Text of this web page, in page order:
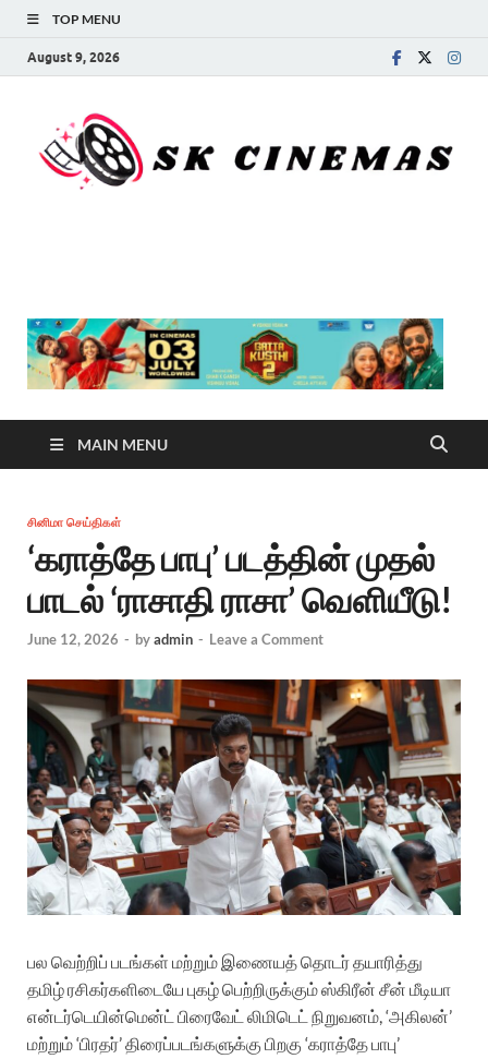
TOP MENU
August 9, 2026
MAIN MENU
சினிமா செய்திகள்
‘கராத்தே பாபு’ படத்தின் முதல்
பாடல் ‘ராசாதி ராசா’ வெளியீடு!
June 12, 2026 - byadmin - Leave a Comment
பல வெற்றிப் படங்கள் மற்றும் இணையத் தொடர் தயாரித்து
தமிழ் ரசிகர்களிடையே புகழ் பெற்றிருக்கும் ஸ்கிரீன் சீன் மீடியா
என்டர்டெயின்மென்ட் பிரைவேட் லிமிடெட் நிறுவனம், ‘அகிலன்’
மற்றும் ‘பிரதர்’ திரைப்படங்களுக்கு பிறகு ‘கராத்தே பாபு’